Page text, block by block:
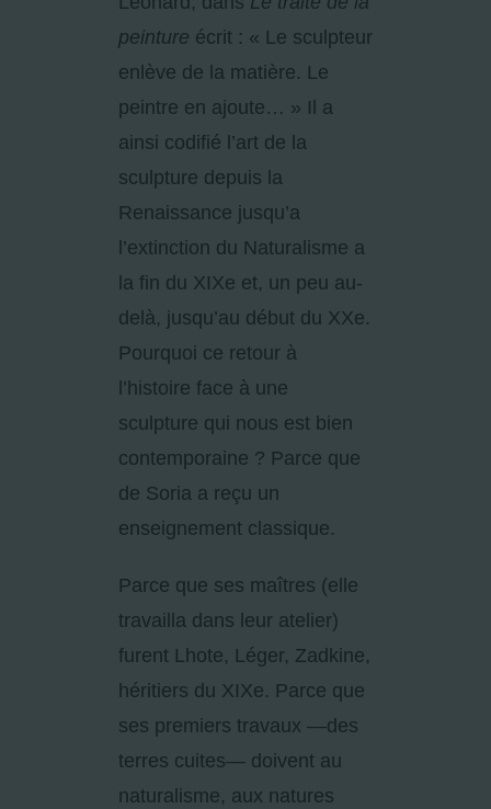
peinture écrit : « Le sculpteur
enlève de la matière. Le
peintre en ajoute… » Il a
ainsi codifié l’art de la
sculpture depuis la
Renaissance jusqu’a
l’extinction du Naturalisme a
la fin du XIXe et, un peu au-
delà, jusqu’au début du XXe.
Pourquoi ce retour à
l’histoire face à une
sculpture qui nous est bien
contemporaine ? Parce que
de Soria a reçu un
enseignement classique.
Parce que ses maîtres (elle
travailla dans leur atelier)
furent Lhote, Léger, Zadkine,
héritiers du XIXe. Parce que
ses premiers travaux —des
terres cuites— doivent au
naturalisme, aux natures